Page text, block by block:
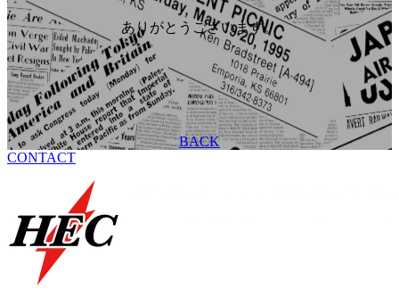
ありがとうございます。
BACK
CONTACT